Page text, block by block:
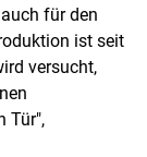
für den
ist seit
versucht,
Tür",